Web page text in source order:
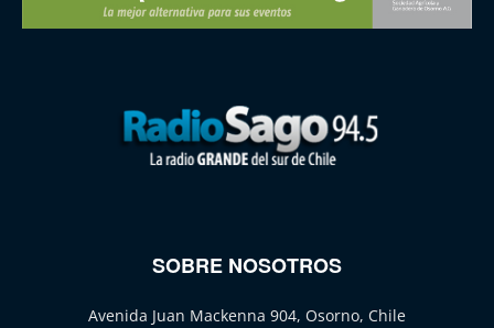
SOBRE NOSOTROS
Avenida Juan Mackenna 904, Osorno, Chile